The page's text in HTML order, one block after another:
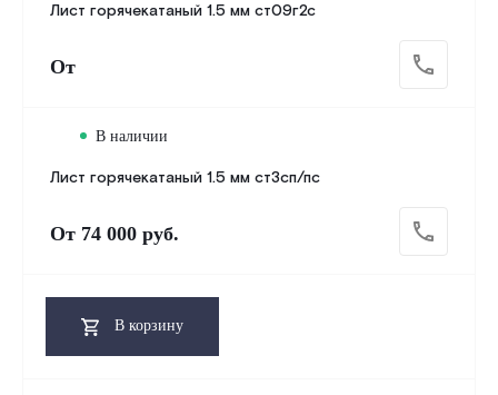
Лист горячекатаный 1.5 мм ст09г2с
От
Лист горячекатаный 1.5 мм ст3сп/пс
В наличии
От 74 000 руб.
В корзину